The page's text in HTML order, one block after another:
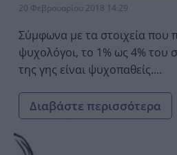
20 Φεβρουαρίου 2018 14:29
Σύμφωνα με τα στοιχεία που
ψυχολόγοι, το 1% ως 4% του
της γης είναι ψυχοπαθείς....
Διαβάστε περισσότερα